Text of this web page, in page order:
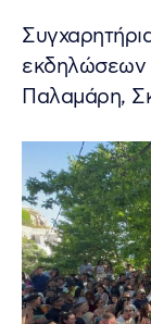
εκδηλώσεων
Παλαμάρη,